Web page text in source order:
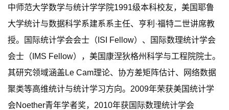
中师范大学数学与统计学学院1991级本科校友，美国耶鲁
大学统计与数据科学系建系系主任、亨利·福特二世讲席教
授。国际统计学会会士（ISI Fellow）、国际数理统计学会
会士（IMS Fellow），美国康涅狄格州科学与工程院院士。
其研究领域涵盖Le Cam理论、协方差矩阵估计、网络数据
聚类等高维统计与统计学习方向。2009年荣获美国统计学
会Noether青年学者奖，2010年获国际数理统计学会